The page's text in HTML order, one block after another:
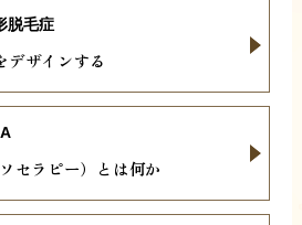
デザインする
脱毛症
セラピー）とは何か